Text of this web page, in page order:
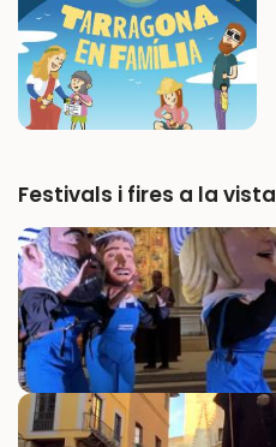
Festivals i fires a la vista